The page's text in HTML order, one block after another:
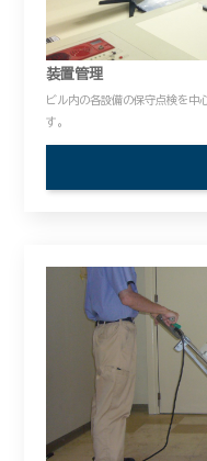
装置管理
ビル内の各設備の保守点検を中
す。